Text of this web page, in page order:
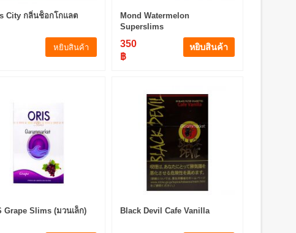
City กลิ่นช็อกโกแลต
หยิบสินค้า
Mond Watermelon
Superslims
350
฿
หยิบสินค้า
Grape Slims (มวนเล็ก) Black Devil Cafe Vanilla